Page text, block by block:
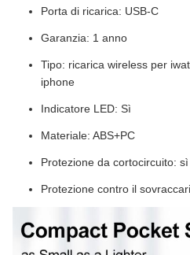
Porta di ricarica: USB-C
Garanzia: 1 anno
Tipo: ricarica wireless per
iphone
Indicatore LED: Sì
Materiale: ABS+PC
Protezione da cortocircuito: sì
Protezione contro il